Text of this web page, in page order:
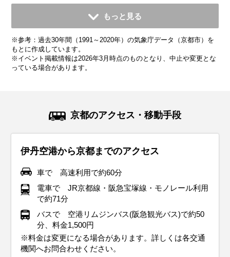
11月
平均気温・降水量
12.5℃ 73.9mm
気候・服装
11月の関西地方は本格的に秋が深まって、平均気温は14℃く
手のカーディガンがぴったり。インナーにはセーターやター
トルネックを着て、しっかり暖かさを確保しましょう。靴は
ブーツや防寒性のあるスニーカーが快適です。ストールや手
袋を持っておくと、さらに安心です。
イベント・観光
紅葉シーズン、イルミネーションシーズン、紅葉ライトアップ、
祇園をどり（京都市）、梅小路公園紅葉まつり（京都市）、嵐山
もみじ祭り（京都市）、三千院もみじ祭（京都市）、笠置もみじ
12月
平均気温・降水量
7.2℃ 57.3mm
気候・服装
12月の関西は冬本番を迎え、平均気温は9℃くらい、最低気
リース素材のシャツを選んで、しっかり寒さ対策をしましょ
う。手袋やマフラー、帽子などの防寒小物をプラスすれば、
さらに快適に過ごせます。観光地ではクリスマスイルミネー
ションなど、冬ならではのイベントが楽しめるので、しっか
り防寒して出かけましょう。靴は防滑性のあるブーツを選べ
ば、冬の関西も快適に楽しめます。
イベント・観光
イルミネーションシーズン、山科義士まつり（京都市）、東寺 終
1月
平均気温・降水量
4.8℃ 53.3mm
気候・服装
1月の関西地方はまさに冬本番！平均気温は6℃くらいで、寒
ヒートテックやフリース素材のシャツがあるとポカポカ。手
袋、マフラー、帽子なんかもプラスすれば完璧です！靴は防
寒仕様のブーツや、滑りにくいソールのスニーカーが安心。
晴れの日が多いくなりますが、冷たい風が吹くこともあるの
で、風を通さない素材の服を選ぶとさらに快適です。
イベント・観光
イルミネーションシーズン、初天神（北野天満宮・京都市）、新
春甘南備山初登り（京田辺市）、福給会（穴太寺・亀岡市）、雪
2月
平均気温・降水量
5.4℃ 65.1mm
気候・服装
2月の関西地方も1月と同じく寒い日が続きますが、だんだん
ません。インナーはセーターや長袖シャツがおすすめで、重
ね着して調整しやすい服装が便利です。観光中に手足が冷え
ないように、手袋やマフラーも準備しておくと安心！また、
屋外でのアクティビティにはカイロを持っておくのもおすす
めです。寒い中でも動きやすい服装で、快適に旅行を楽しみ
ましょう。
イベント・観光
梅の見ごろ、初午大祭（伏見稲荷大社・京都市）、餅花祭（相楽
3月
平均気温・降水量
8.8℃ 106.2mm
気候・服装
3月になると関西地方は少しずつ春らしさを感じられる季節
活躍しつつ、日中は軽めのジャケットやカーディガンでも過
ごしやすい日もあります。インナーは長袖シャツや薄手のセ
ーターがちょうどいい感じで、寒暖差に対応できる重ね着が
ポイントです。
イベント・観光
梅の見ごろ、桜の見ごろ、青龍会（清水寺・京都市）、生身天満
宮 梅花祭（南丹市）、長岡天満宮 梅花祭（長岡京市）、笠置さく
らまつり（笠置町）、井手町さくらまつり（井手町）
4月
平均気温・降水量
14.4℃ 117.0mm
気候・服装
4月の関西地方は春本番を迎え、桜が咲く美しい季節です。
ジャケットやトレンチコートがちょうどよく、日中はカーデ
ィガンやシャツでも軽やかに過ごせます。観光するなら歩き
やすい服装を意識して、足元はスニーカーがおすすめ！あ
と、急な雨に備えて折りたたみ傘があると安心です。
イベント・観光
桜の見ごろ、松尾大社 山吹まつり（京都市）、曲水の宴（城南
宮・京都市）、鎮火祭（出雲大神宮・亀岡市）、福知山お城まつ
り（福知山市）、宝積寺 大厄除追儺式 鬼くすべ（大山崎町）、井
5月
平均気温・降水量
19.5℃ 151.4mm
気候・服装
5月の関西地方は爽やかな初夏の陽気で、観光にぴったりの
だ、朝晩はちょっと涼しい日もあるので、薄手のジャケット
やカーディガンがあると安心。天候は比較的安定しており、
雨具の出番は少ないですが、念のため折りたたみ傘を持って
おくと安心感アップ！観光でたくさん歩くなら、履き心地の
いいスニーカーがおすすめです。
イベント・観光
葵祭（上賀茂神社 下鴨神社・京都市）、永谷宗円生家新茶まつり
（宇治田原町）、かやぶきの里一斉放水（南丹市）、松尾寺 仏舞
6月
平均気温・降水量
23.3℃ 199.7mm
気候・服装
6月の関西地方は梅雨入りの時期で、雨の日が多くなりま
を選んで涼しく過ごしましょう。防水ジャケットやレインコ
ート、折りたたみ傘は必須アイテム！靴は防水仕様のスニー
カーやレインシューズを選べば、雨の日でも快適に移動でき
ます。梅雨でも動きやすい服装で、観光を楽しむ準備を整え
ましょう。
イベント・観光
あじさいの見ごろ、仁和寺 青もみじ雲海ライトアップ&観音堂夜
間拝観（京都市）、貴船祭（貴船神社・京都市）、あがた祭（縣
7月
平均気温・降水量
27.3℃ 223.6mm
気候・服装
7月の関西地方は真夏の暑さが本格的にやってきて、気温は
らげましょう。外に出るときは、帽子やサングラスを使って
紫外線対策をしっかりすることが大事。屋内は冷房が効きす
ぎてることもあるので、薄手のカーディガンやストールを持
っておくと便利です。観光地を巡るなら、軽量で通気性のい
いスニーカーやサンダルを履いて、快適に歩けるようにしま
しょう。
イベント・観光
海水浴シーズン、祇園祭（八坂神社・京都市）、やわた太鼓まつ
もっと見る
※参考：過去30年間（1991～2020年）の気象庁データ（京都市）を
もとに作成しています。
※イベント掲載情報は2026年3月時点のものとなり、中止や変更とな
っている場合があります。
京都のアクセス・移動手段
伊丹空港から京都までのアクセス
車で 高速利用で約60分
電車で JR京都線・阪急宝塚線・モノレール利用
で約71分
バスで 空港リムジンバス(阪急観光バス)で約50
分、料金1,500円
※料金は変更になる場合があります。詳しくは各交通
機関へお問合わせください。